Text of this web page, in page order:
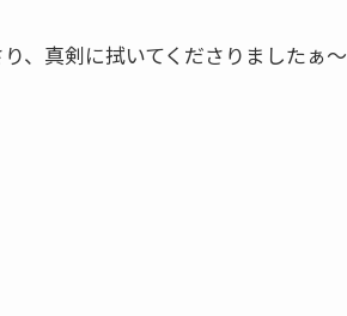
、真剣に拭いてくださりましたぁ～